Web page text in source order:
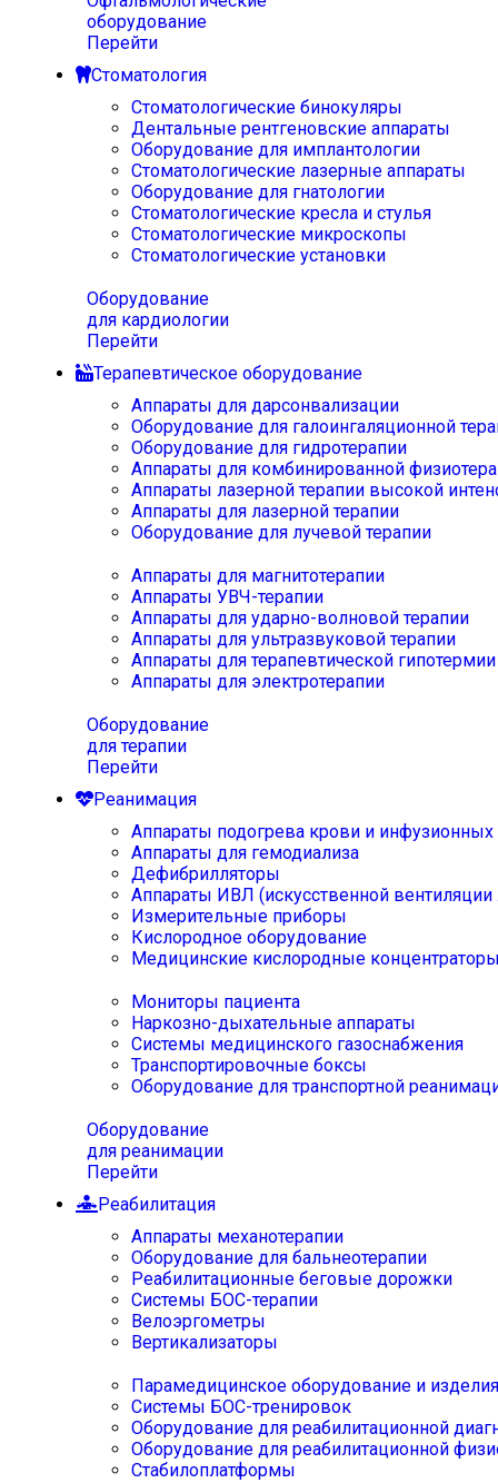
оборудование
Перейти
Стоматология
Стоматологические бинокуляры
Дентальные рентгеновские аппараты
Оборудование для имплантологии
Стоматологические лазерные аппараты
Оборудование для гнатологии
Стоматологические кресла и стулья
Стоматологические микроскопы
Стоматологические установки
Оборудование
для кардиологии
Перейти
Терапевтическое оборудование
Аппараты для дарсонвализации
Оборудование для галоингаляционной
Оборудование для гидротерапии
Аппараты для комбинированной
Аппараты лазерной терапии высокой
Аппараты для лазерной терапии
Оборудование для лучевой терапии
Аппараты для магнитотерапии
Аппараты УВЧ-терапии
Аппараты для ударно-волновой терапии
Аппараты для ультразвуковой терапии
Аппараты для терапевтической
Аппараты для электротерапии
Оборудование
для терапии
Перейти
Реанимация
Аппараты подогрева крови и инфузионных
Аппараты для гемодиализа
Дефибрилляторы
Аппараты ИВЛ (искусственной вентиляции
Измерительные приборы
Кислородное оборудование
Медицинские кислородные
Мониторы пациента
Наркозно-дыхательные аппараты
Системы медицинского газоснабжения
Транспортировочные боксы
Оборудование для транспортной
Оборудование
для реанимации
Перейти
Реабилитация
Аппараты механотерапии
Оборудование для бальнеотерапии
Реабилитационные беговые дорожки
Системы БОС-терапии
Велоэргометры
Вертикализаторы
Парамедицинское оборудование и изделия
Системы БОС-тренировок
Оборудование для реабилитационной
Оборудование для реабилитационной
Стабилоплатформы